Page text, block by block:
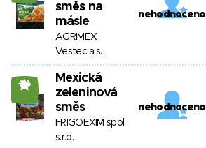
směs na
másle
AGRIMEX
Vestec a.s.
nehodnoceno
24
Mexická
zeleninová
směs
FRIGOEXIM spol.
s.r.o.
nehodnoceno